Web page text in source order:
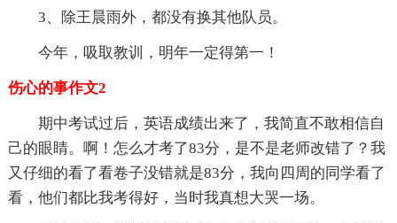
3、除王晨雨外，都没有换其他队员。
今年，吸取教训，明年一定得第一！
伤心的事作文2
期中考试过后，英语成绩出来了，我简直不敢相信自
己的眼睛。啊！怎么才考了83分，是不是老师改错了？我
又仔细的看了看卷子没错就是83分，我向四周的同学看了
看，他们都比我考得好，当时我真想大哭一场。